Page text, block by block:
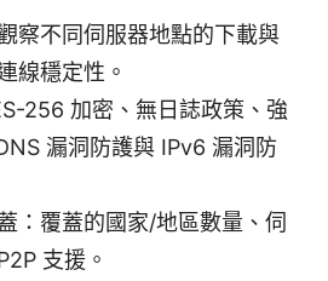
察不同伺服器地點的下載與
線穩定性。
256 加密、無日誌政策、強
漏洞防護與 IPv6 漏洞防
：覆蓋的國家/地區數量、伺
支援。